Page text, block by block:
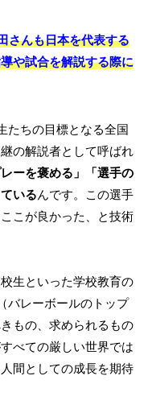
さんも日本を代表する
や試合を解説する際に
たちの目標となる全国
の解説者として呼ばれ
レーを褒める」「選手の
いるんです。この選手
こが良かった、と技術
生といった学校教育の
バレーボールのトップ
もの、求められるもの
べての厳しい世界では
間としての成長を期待